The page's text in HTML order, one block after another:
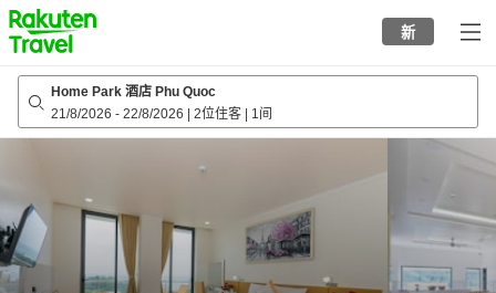
to
top
page
新
Home Park 酒店 Phu Quoc
21/8/2026 - 22/8/2026 2位住客 1间